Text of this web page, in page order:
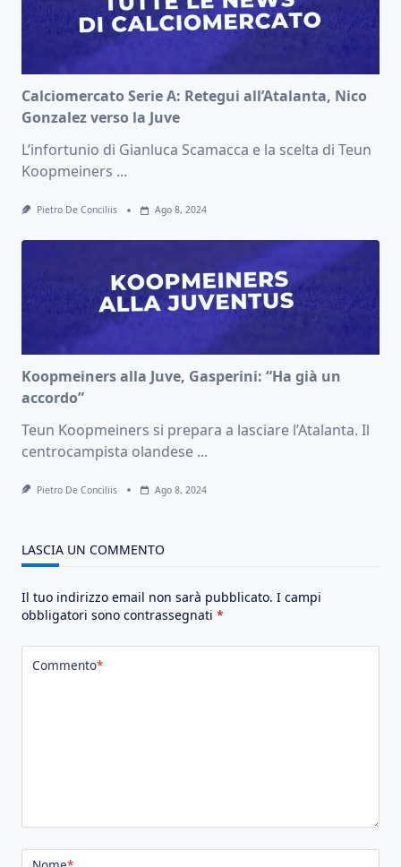
Calciomercato Serie A: Retegui all’Atalanta, Nico
Gonzalez verso la Juve
L’infortunio di Gianluca Scamacca e la scelta di Teun
Koopmeiners ...
Pietro De Conciliis Ago 8, 2024
Koopmeiners alla Juve, Gasperini: “Ha già un
accordo”
Teun Koopmeiners si prepara a lasciare l’Atalanta. Il
centrocampista olandese ...
Pietro De Conciliis Ago 8, 2024
LASCIA UN COMMENTO
Il tuo indirizzo email non sarà pubblicato. I campi
obbligatori sono contrassegnati *
Commento*